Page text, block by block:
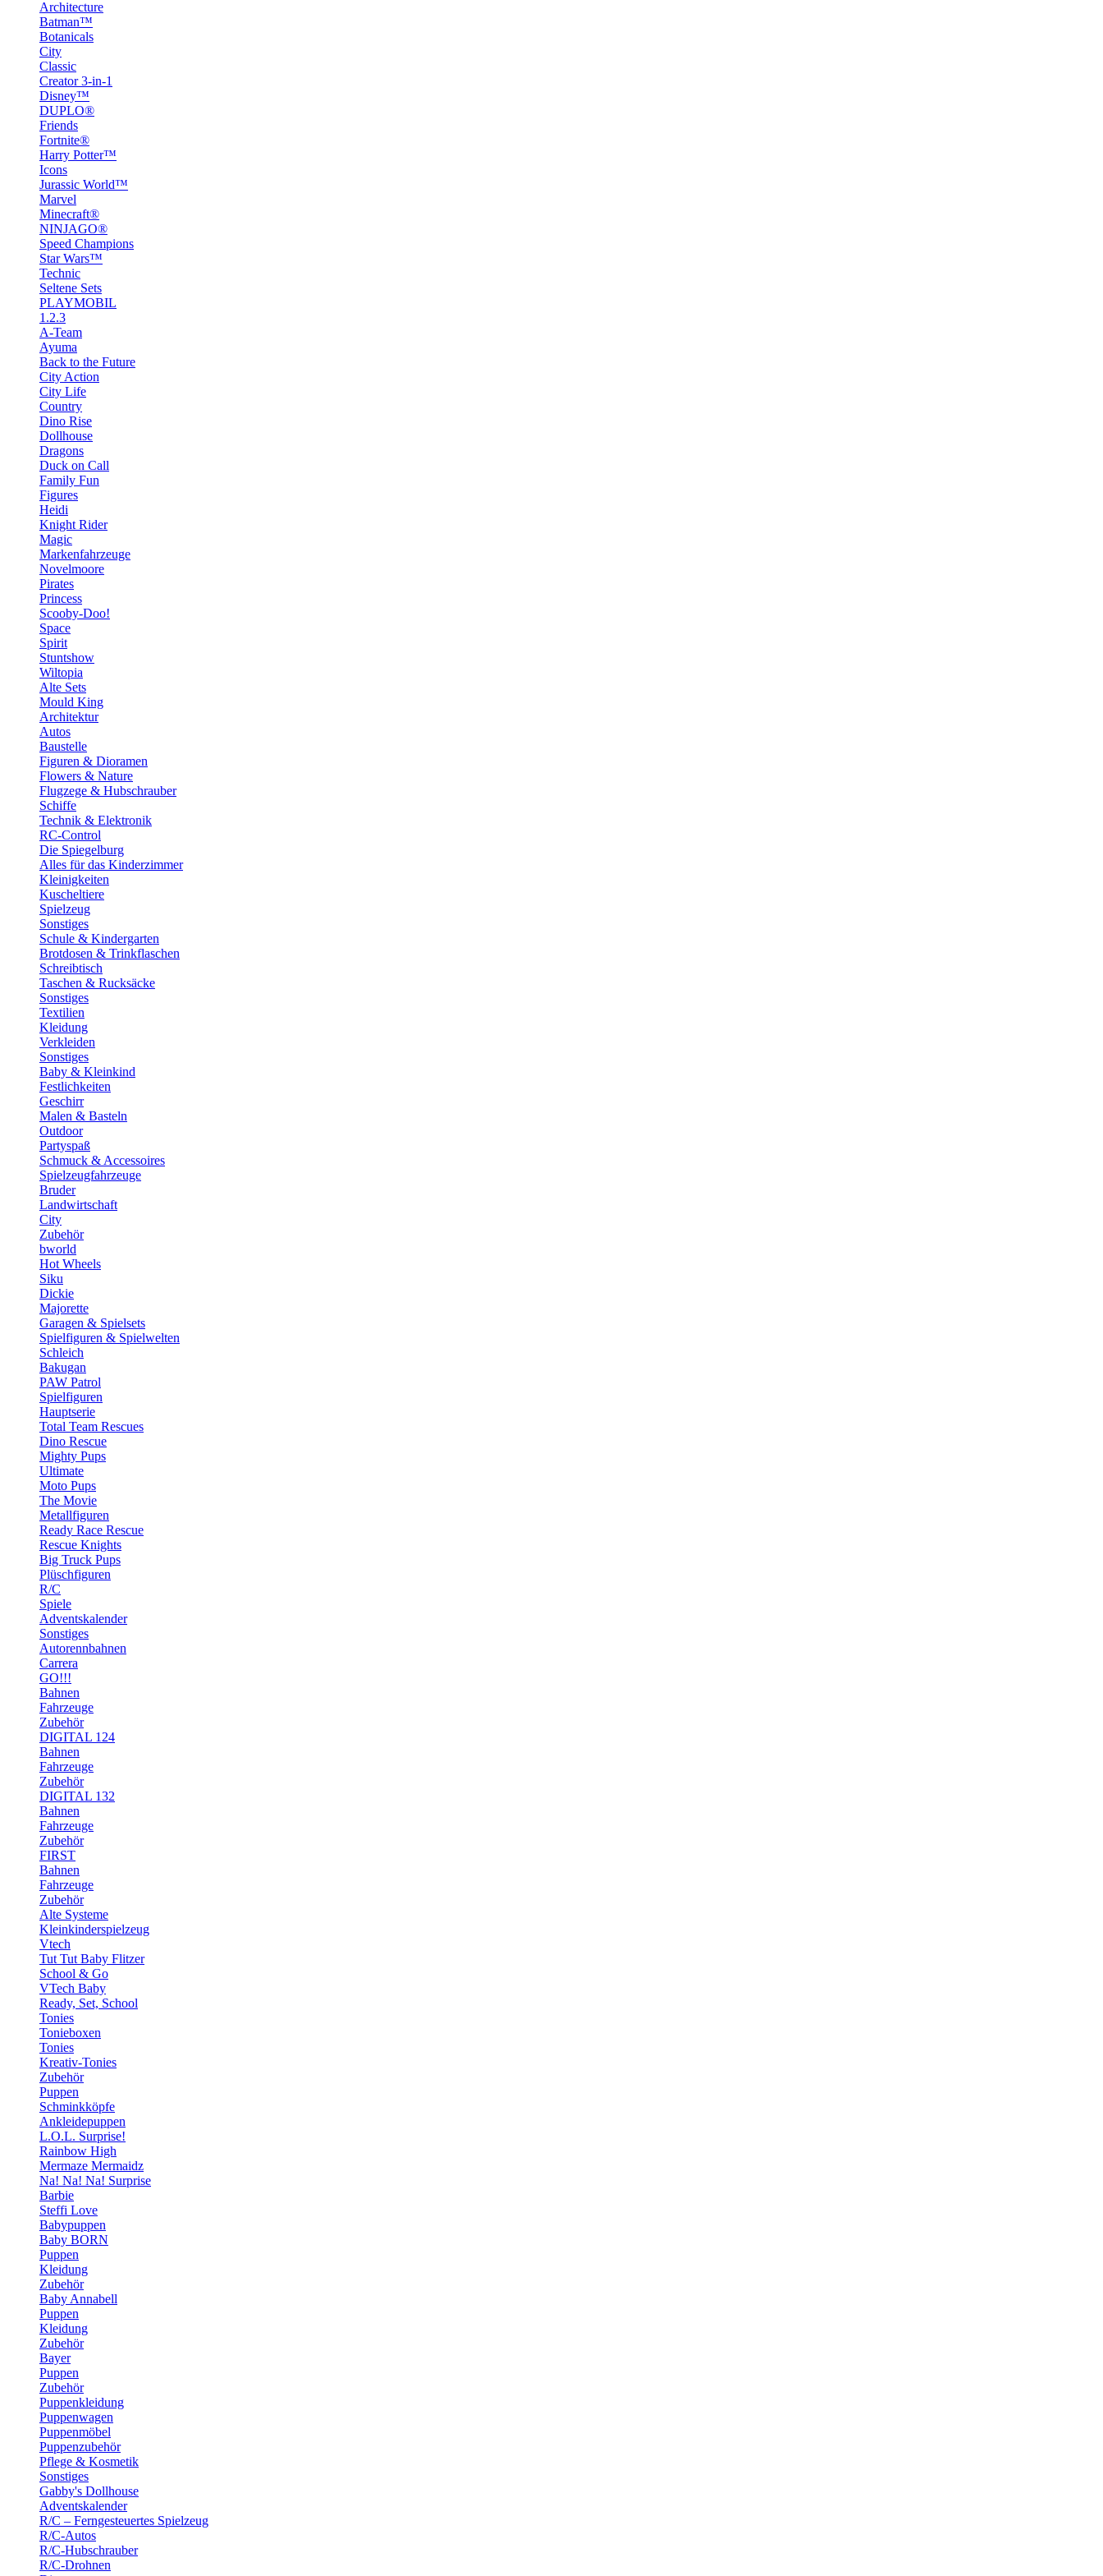
Architecture
Batman™
Botanicals
City
Classic
Creator 3-in-1
Disney™
DUPLO®
Friends
Fortnite®
Harry Potter™
Icons
Jurassic World™
Marvel
Minecraft®
NINJAGO®
Speed Champions
Star Wars™
Technic
Seltene Sets
PLAYMOBIL
1.2.3
A-Team
Ayuma
Back to the Future
City Action
City Life
Country
Dino Rise
Dollhouse
Dragons
Duck on Call
Family Fun
Figures
Heidi
Knight Rider
Magic
Markenfahrzeuge
Novelmoore
Pirates
Princess
Scooby-Doo!
Space
Spirit
Stuntshow
Wiltopia
Alte Sets
Mould King
Architektur
Autos
Baustelle
Figuren & Dioramen
Flowers & Nature
Flugzege & Hubschrauber
Schiffe
Technik & Elektronik
RC-Control
Die Spiegelburg
Alles für das Kinderzimmer
Kleinigkeiten
Kuscheltiere
Spielzeug
Sonstiges
Schule & Kindergarten
Brotdosen & Trinkflaschen
Schreibtisch
Taschen & Rucksäcke
Sonstiges
Textilien
Kleidung
Verkleiden
Sonstiges
Baby & Kleinkind
Festlichkeiten
Geschirr
Malen & Basteln
Outdoor
Partyspaß
Schmuck & Accessoires
Spielzeugfahrzeuge
Bruder
Landwirtschaft
City
Zubehör
bworld
Hot Wheels
Siku
Dickie
Majorette
Garagen & Spielsets
Spielfiguren & Spielwelten
Schleich
Bakugan
PAW Patrol
Spielfiguren
Hauptserie
Total Team Rescues
Dino Rescue
Mighty Pups
Ultimate
Moto Pups
The Movie
Metallfiguren
Ready Race Rescue
Rescue Knights
Big Truck Pups
Plüschfiguren
R/C
Spiele
Adventskalender
Sonstiges
Autorennbahnen
Carrera
GO!!!
Bahnen
Fahrzeuge
Zubehör
DIGITAL 124
Bahnen
Fahrzeuge
Zubehör
DIGITAL 132
Bahnen
Fahrzeuge
Zubehör
FIRST
Bahnen
Fahrzeuge
Zubehör
Alte Systeme
Kleinkinderspielzeug
Vtech
Tut Tut Baby Flitzer
School & Go
VTech Baby
Ready, Set, School
Tonies
Tonieboxen
Tonies
Kreativ-Tonies
Zubehör
Puppen
Schminkköpfe
Ankleidepuppen
L.O.L. Surprise!
Rainbow High
Mermaze Mermaidz
Na! Na! Na! Surprise
Barbie
Steffi Love
Babypuppen
Baby BORN
Puppen
Kleidung
Zubehör
Baby Annabell
Puppen
Kleidung
Zubehör
Bayer
Puppen
Zubehör
Puppenkleidung
Puppenwagen
Puppenmöbel
Puppenzubehör
Pflege & Kosmetik
Sonstiges
Gabby's Dollhouse
Adventskalender
R/C – Ferngesteuertes Spielzeug
R/C-Autos
R/C-Hubschrauber
R/C-Drohnen